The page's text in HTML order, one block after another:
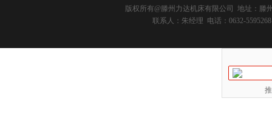
版权所有@滕州力达机床有限公司
地址：滕
联系人：朱经理 电话：0632-